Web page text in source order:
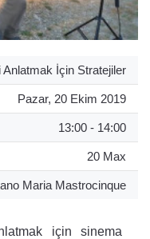
Anlatmak İçin Stratejiler
Pazar, 20 Ekim 2019
13:00 - 14:00
20 Max
Maria Mastrocinque
için sinema